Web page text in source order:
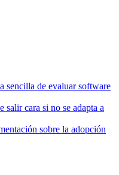
sencilla de evaluar software
salir cara si no se adapta a
sobre la adopción